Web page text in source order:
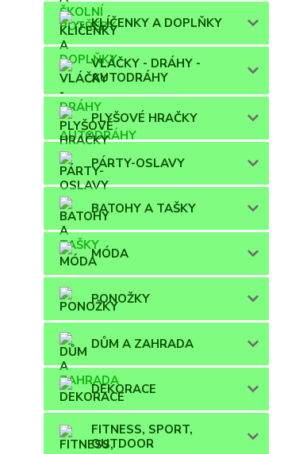
KLÍČENKY A DOPLŇKY
VLÁČKY - DRÁHY -
AUTODRÁHY
PLYŠOVÉ HRAČKY
PÁRTY-OSLAVY
BATOHY A TAŠKY
MÓDA
PONOŽKY
DŮM A ZAHRADA
DEKORACE
FITNESS, SPORT,
OUTDOOR